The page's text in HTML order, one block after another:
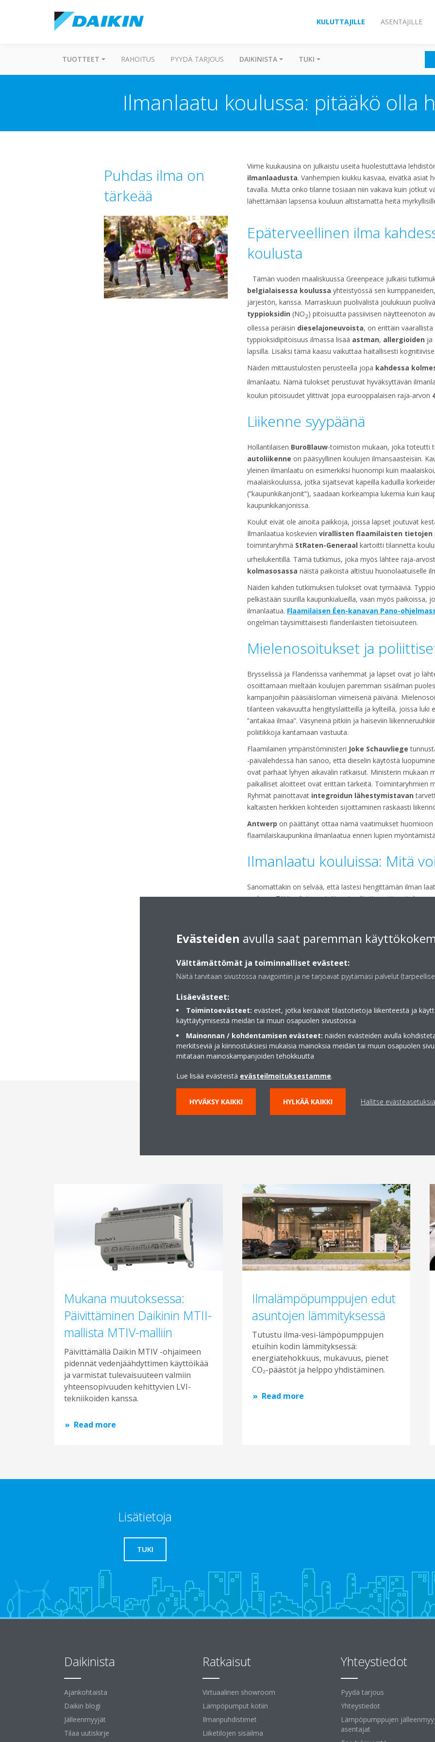
KULUTTAJILLE ASENTAJILLE
TUOTTEET RAHOITUS PYYDÄ TARJOUS DAIKINISTA TUKI
Ilmanlaatu koulussa: pitääkö olla
Puhdas ilma on
tärkeää
Viime kuukausina on julkaistu useita huolestuttavia
ilmanlaadusta. Vanhempien kiukku kasvaa, eivätkä asiat
tavalla. Mutta onko tilanne tosiaan niin vakava kuin jotkut
lähettämään lapsensa kouluun altistamatta heitä
Epäterveellinen ilma
koulusta
Tämän vuoden maaliskuussa Greenpeace julkaisi
belgialaisessa koulussa yhteistyössä sen
järjestön, kanssa. Marraskuun puolivälistä joulukuun
typpioksidin (NO2) pitoisuutta passiivisen näytteenoton
ollessa peräisin dieselajoneuvoista, on erittäin
typpioksidipitoisuus ilmassa lisää astman, allergioiden ja
lapsilla. Lisäksi tämä kaasu vaikuttaa haitallisesti
Näiden mittaustulosten perusteella jopa kahdessa
ilmanlaatu. Nämä tulokset perustuvat hyväksyttävän
koulun pitoisuudet ylittivät jopa eurooppalaisen raja-arvon
Liikenne syypäänä
Hollantilaisen BuroBlauw-toimiston mukaan, joka toteutti
autoliikenne on pääsyyllinen koulujen ilmansaasteisiin.
yleinen ilmanlaatu on esimerkiksi huonompi kuin
maalaiskouluissa, jotka sijaitsevat kapeilla kaduilla
(”kaupunkikanjonit”), saadaan korkeampia lukemia kuin
kaupunkikanjonissa.
Koulut eivät ole ainoita paikkoja, joissa lapset joutuvat
Ilmanlaatua koskevien virallisten flaamilaisten tietojen
toimintaryhmä StRaten-Generaal kartoitti tilannetta
urheilukentillä. Tämä tutkimus, joka myös lähtee raja-
kolmasosassa näistä paikoista altistuu huonolaatuiselle
Näiden kahden tutkimuksen tulokset ovat tyrmääviä.
pelkästään suurilla kaupunkialueilla, vaan myös paikoissa,
ilmanlaatua. Flaamilaisen Éen-kanavan Pano-
ongelman täysimittaisesti flanderilaisten tietoisuuteen.
Mielenosoitukset ja
Brysselissä ja Flanderissa vanhemmat ja lapset ovat jo
osoittamaan mieltään koulujen paremman sisäilman
kampanjoihin pääsiäisloman viimeisenä päivänä.
tilanteen vakavuutta hengityslaitteilla ja kylteillä, joissa luki
”antakaa ilmaa”. Väsyneinä pitkiin ja haiseviin
poliitikkoja kantamaan vastuuta.
Flaamilainen ympäristöministeri Joke Schauvliege
-päivälehdessä hän sanoo, että dieselin käytöstä
ovat parhaat lyhyen aikavälin ratkaisut. Ministerin mukaan
paikalliset aloitteet ovat erittäin tärkeitä. Toimintaryhmien
Ryhmät painottavat integroidun lähestymistavan
kaltaisten herkkien kohteiden sijoittaminen raskaasti
Antwerp on päättänyt ottaa nämä vaatimukset
flaamilaiskaupunkina ilmanlaatua ennen lupien
Ilmanlaatu kouluissa: Mitä
Sanomattakin on selvää, että lastesi hengittämän ilman
mukaan. Tätä valintaa rajoittavat valitettavasti usein
Mitä siis pitäisi tehdä? Ensinnäkin on vältettävä ongelman
jätettävä kuljettamattalapset kouluun. Mittaukset
Myös kouluilla on kuitenkin vastuuta asiasta. Kantaakseen
ilmanvaihtojärjestelmiinja/tai kestäviinilma-ilma-
SAAT LISÄTIETOJA OTTAMALLA
Mukana muutoksessa:
Päivittäminen Daikinin MTII-
mallista MTIV-malliin
Päivittämällä Daikin MTIV -ohjaimeen
pidennät vedenjäähdyttimen käyttöikää
ja varmistat tulevaisuuteen valmiin
yhteensopivuuden kehittyvien LVI-
tekniikoiden kanssa.
Read more
Ilmalämpöpumppujen edut
asuntojen lämmityksessä
Tutustu ilma-vesi-lämpöpumppujen
etuihin kodin lämmityksessä:
energiatehokkuus, mukavuus, pienet
CO₂-päästöt ja helppo yhdistäminen.
Read more
Lisätietoja
TUKI
Daikinista
Ajankohtaista
Daikin blogi
Jälleenmyyjät
Tilaa uutiskirje
Ratkaisut
Virtuaalinen showroom
Lämpöpumput kotiin
Ilmanpuhdistimet
Liiketilojen sisäilma
Yhteystiedot
Pyydä tarjous
Yhteystiedot
Lämpöpumppujen
asentajat
Evästeiden avulla saat paremman
Välttämättömät ja toiminnalliset evästeet:
Näitä tarvitaan sivustossa navigointiin ja ne tarjoavat pyytämäsi palvelut
Lisäevästeet:
Toimintoevästeet: evästeet, jotka keräävät tilastotietoja liikenteestä ja
käyttäytymisestä meidän tai muun osapuolen sivustoissa
Mainonnan / kohdentamisen evästeet: näiden evästeiden avulla
merkitseviä ja kiinnostuksiesi mukaisia mainoksia meidän tai muun osapuolen
mitataan mainoskampanjoiden tehokkuutta
Lue lisää evästeistä evästeilmoituksestamme.
HYVÄKSY KAIKKI HYLKÄÄ KAIKKI Hallitse evästeasetuksia